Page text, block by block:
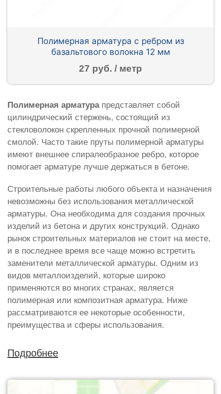
Полимерная арматура c ребром из
базальтового волокна 12 мм
27 руб. / метр
Полимерная арматурапредставляет собой
цилиндрический стержень, состоящий из
стекловолокон скрепленных прочной полимерной
смолой. Часто такие пруты полимерной арматуры
имеют внешнее спиралеобразное ребро, которое
помогает арматуре лучше держаться в бетоне.
Строительные работы любого объекта и назначения
невозможны без использования металлической
арматуры. Она необходима для создания прочных
изделий из бетона и других конструкций. Однако
рынок строительных материалов не стоит на месте,
и в последнее время все чаще можно встретить
заменители металлической арматуры. Одним из
видов металлоизделий, которые широко
применяются во многих странах, является
полимерная или композитная арматура. Ниже
рассматриваются ее некоторые особенности,
преимущества и сферы использования.
Подробнее